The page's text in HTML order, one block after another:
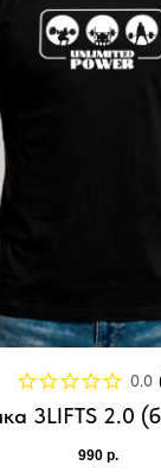
0.0
3LIFTS 2.0
990 р.